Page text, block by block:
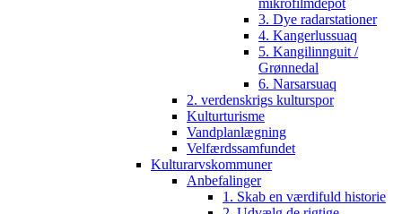
mikrofilmdepot
3. Dye radarstationer
4. Kangerlussuaq
5. Kangilinnguit /
Grønnedal
6. Narsarsuaq
2. verdenskrigs kulturspor
Kulturturisme
Vandplanlægning
Velfærdssamfundet
Kulturarvskommuner
Anbefalinger
1. Skab en værdifuld historie